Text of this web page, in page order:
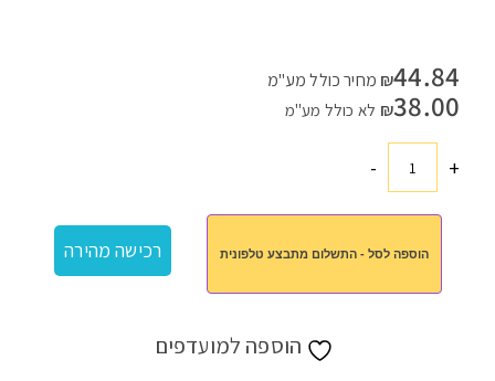
₪44.84
מחיר כולל מע"מ
₪38.00 לא כולל מע"מ
+כמות
איכותיות
ופירות
-
הוספה לסל - התשלום מתבצע טלפונית רכישה מהירה
הוספה למועדפים